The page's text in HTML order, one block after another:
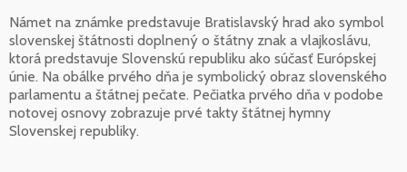
Námet na známke predstavuje Bratislavský hrad ako symbol
slovenskej štátnosti doplnený o štátny znak a vlajkoslávu,
ktorá predstavuje Slovenskú republiku ako súčasť Európskej
únie. Na obálke prvého dňa je symbolický obraz slovenského
parlamentu a štátnej pečate. Pečiatka prvého dňa v podobe
notovej osnovy zobrazuje prvé takty štátnej hymny
Slovenskej republiky.